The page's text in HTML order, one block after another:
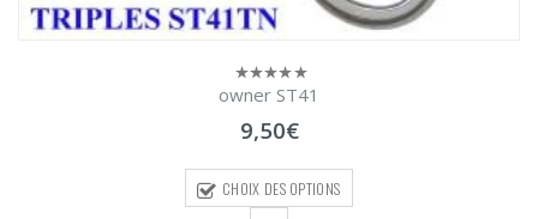
0
owner ST41
9,50€
CHOIX DES OPTIONS